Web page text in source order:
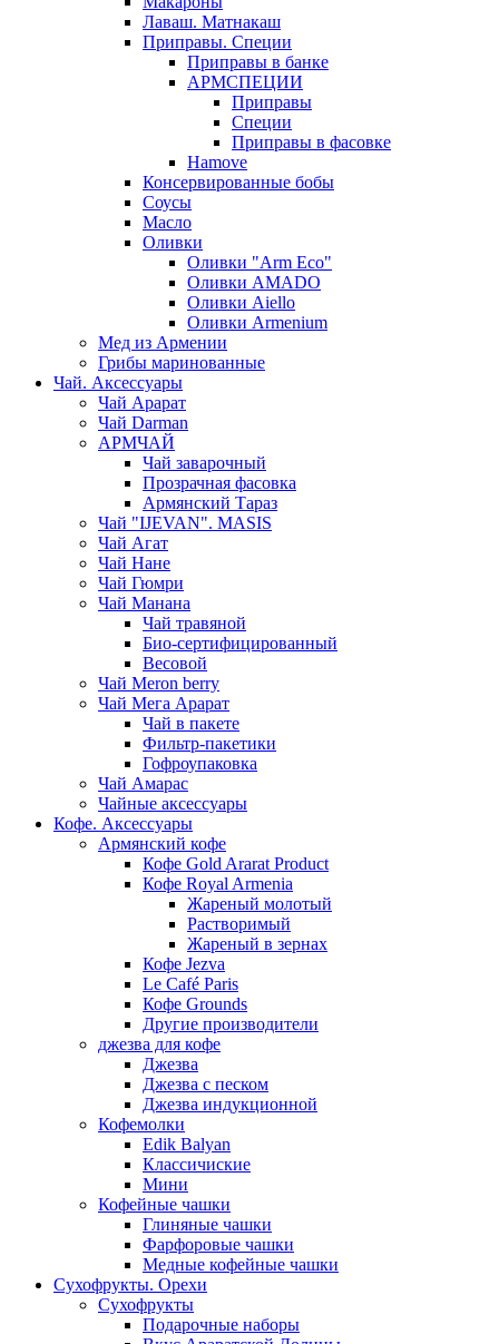
Лаваш. Матнакаш
Приправы. Специи
Приправы в банке
АРМСПЕЦИИ
Приправы
Специи
Приправы в фасовке
Hamove
Консервированные бобы
Соусы
Масло
Оливки
Оливки "Arm Eco"
Оливки AMADO
Оливки Aiello
Оливки Armenium
Мед из Армении
Грибы маринованные
Чай. Аксессуары
Чай Арарат
Чай Darman
АРМЧАЙ
Чай заварочный
Прозрачная фасовка
Армянский Тараз
Чай "IJEVAN". MASIS
Чай Агат
Чай Нане
Чай Гюмри
Чай Манана
Чай травяной
Био-сертифицированный
Весовой
Чай Meron berry
Чай Мега Арарат
Чай в пакете
Фильтр-пакетики
Гофроупаковка
Чай Амарас
Чайные аксессуары
Кофе. Аксессуары
Армянский кофе
Кофе Gold Ararat Product
Кофе Royal Armenia
Жареный молотый
Растворимый
Жареный в зернах
Кофе Jezva
Le Café Paris
Кофе Grounds
Другие производители
джезва для кофе
Джезва
Джезва с песком
Джезва индукционной
Кофемолки
Edik Balyan
Классичиские
Мини
Кофейные чашки
Глиняные чашки
Фарфоровые чашки
Медные кофейные чашки
Сухофрукты. Орехи
Сухофрукты
Подарочные наборы